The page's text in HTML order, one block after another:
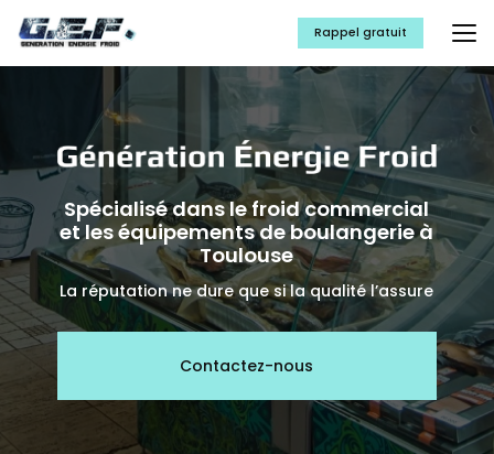
au
contenu
principal
Rappel gratuit
Spécialisé dans le froid commercial
et les équipements de boulangerie à
Toulouse
La réputation ne dure que si la qualité l’assure
Contactez-nous